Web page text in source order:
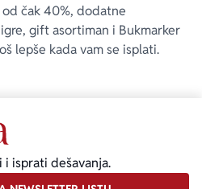
čak 40%, dodatne
gift asortiman i Bukmarker
lepše kada vam se isplati.
isprati dešavanja.